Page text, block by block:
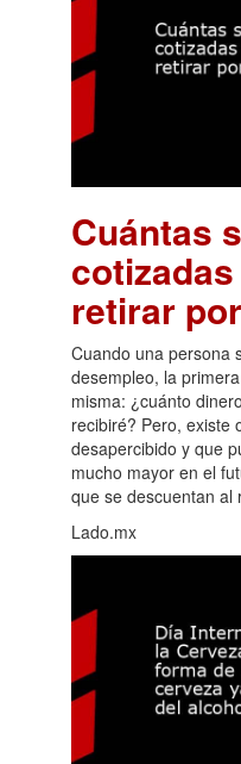
Cuántas
retirar
Cuando una persona
desempleo, la
misma: ¿cuánto
recibiré? Pero, existe
desapercibido y que
mucho mayor en el
que se descuentan al
Lado.mx